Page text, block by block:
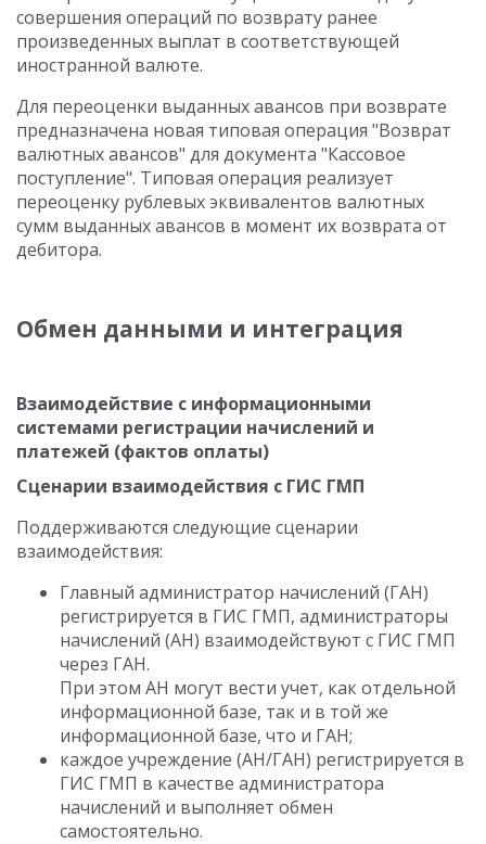
совершения операций по возврату ранее
произведенных выплат в соответствующей
иностранной валюте.
Для переоценки выданных авансов при возврате
предназначена новая типовая операция "Возврат
валютных авансов" для документа "Кассовое
поступление". Типовая операция реализует
переоценку рублевых эквивалентов валютных
сумм выданных авансов в момент их возврата от
дебитора.
Обмен данными и интеграция
Взаимодействие с информационными
системами регистрации начислений и
платежей (фактов оплаты)
Сценарии взаимодействия с ГИС ГМП
Поддерживаются следующие сценарии
взаимодействия:
Главный администратор начислений (ГАН)
регистрируется в ГИС ГМП, администраторы
начислений (АН) взаимодействуют с ГИС ГМП
через ГАН.
При этом АН могут вести учет, как отдельной
информационной базе, так и в той же
информационной базе, что и ГАН;
каждое учреждение (АН/ГАН) регистрируется в
ГИС ГМП в качестве администратора
начислений и выполняет обмен
самостоятельно.